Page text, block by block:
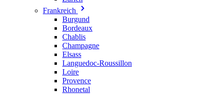
Frankreich
Burgund
Bordeaux
Chablis
Champagne
Elsass
Languedoc-Roussillon
Loire
Provence
Rhonetal